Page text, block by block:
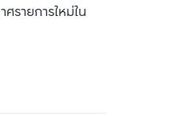
รายการใหม่ใน